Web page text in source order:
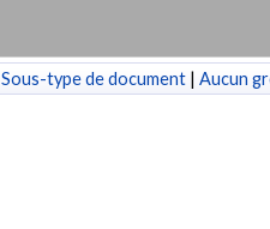
Sous-type de document | Aucun